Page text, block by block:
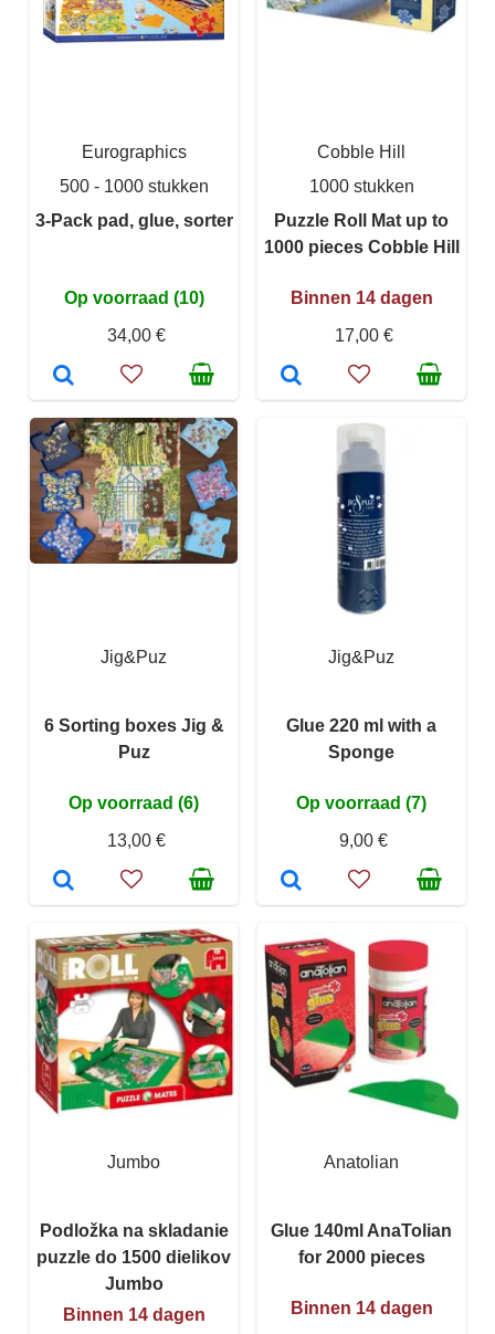
Eurographics
500 - 1000 stukken
3-Pack pad, glue, sorter
Op voorraad (10)
34,00 €
Cobble Hill
1000 stukken
Puzzle Roll Mat up to
1000 pieces Cobble Hill
Binnen 14 dagen
17,00 €
Jig&Puz
6 Sorting boxes Jig &
Puz
Op voorraad (6)
13,00 €
Jig&Puz
Glue 220 ml with a
Sponge
Op voorraad (7)
9,00 €
Jumbo
Podložka na skladanie
puzzle do 1500 dielikov
Jumbo
Binnen 14 dagen
Anatolian
Glue 140ml AnaTolian
for 2000 pieces
Binnen 14 dagen